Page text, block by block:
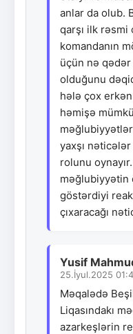
anlar da olub.
qarşı ilk rəsmi
komandanın
üçün nə
olduğunu
hələ çox
həmişə
yaxşı
rolunu
məğlubiyyətin
göstərdiyi
çıxaracağı
Yusif
25.İyul.2025
Məqalədə
Liqasındakı
azarkeşlərin